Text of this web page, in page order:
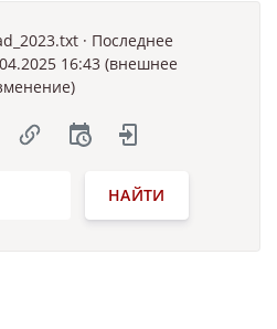
· Последнее
16:43 (внешнее
НАЙТИ